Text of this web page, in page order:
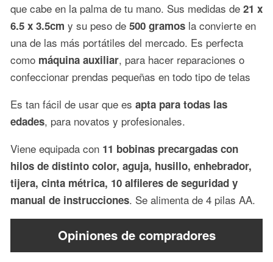
que cabe en la palma de tu mano. Sus medidas de 21 x
6.5 x 3.5cm y su peso de 500 gramos la convierte en
una de las más portátiles del mercado. Es perfecta
como máquina auxiliar, para hacer reparaciones o
confeccionar prendas pequeñas en todo tipo de telas
Es tan fácil de usar que es apta para todas las
edades, para novatos y profesionales.
Viene equipada con 11 bobinas precargadas con
hilos de distinto color, aguja, husillo, enhebrador,
tijera, cinta métrica, 10 alfileres de seguridad y
manual de instrucciones. Se alimenta de 4 pilas AA.
Opiniones de compradores